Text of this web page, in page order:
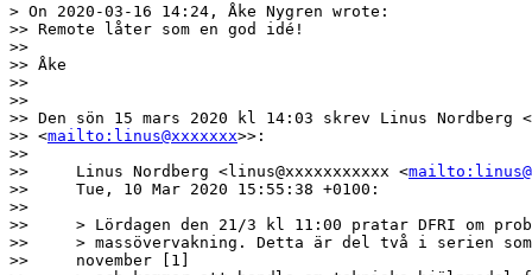
> On 2020-03-16 14:24, Åke Nygren wrote:
>> Remote låter som en god idé!
>>
>> Åke
>>
>>
>> Den sön 15 mars 2020 kl 14:03 skrev Linus Nordberg
>> <mailto:linus@xxxxxxx>>:
>>
>>     Linus Nordberg <linus@xxxxxxxxxxx <
>>     Tue, 10 Mar 2020 15:55:38 +0100:
>>
>>     > Lördagen den 21/3 kl 11:00 pratar DFRI om
>>     > massövervakning. Detta är del två i serien
>>     november [1]